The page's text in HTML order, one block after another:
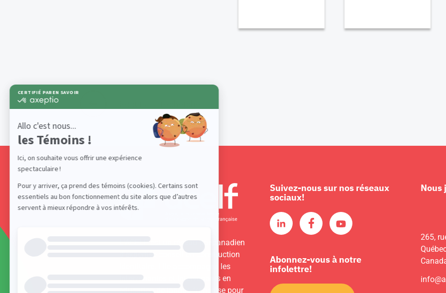
L’ACELF est un réseau pancanadien
d’expertise-conseil en construction
identitaire. Elle accompagne les
intervenantes et intervenants en
éducation de langue française pour
Suivez-nous sur nos réseaux
sociaux!
Abonnez-vous à notre
infolettre!
Nous
265,